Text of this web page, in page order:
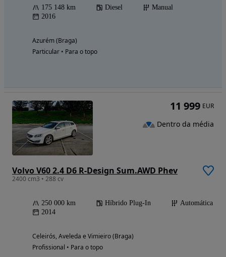
175 148 km Diesel
Manual
2016
Azurém (Braga)
Particular • Para o topo
Volvo V60 2.4 D6 R-Design Sum.AWD Phev
2400 cm3 • 288 cv
250 000 km Híbrido Plug-In
Automática
2014
Celeirós, Aveleda e Vimieiro (Braga)
Profissional • Para o topo
11 999 EUR
Dentro da média